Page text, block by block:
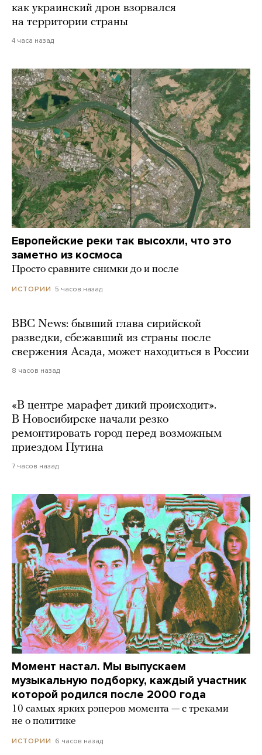
как украинский дрон взорвался
на территории страны
4 часа назад
Европейские реки так высохли, что это
заметно из космоса
Просто сравните снимки до и после
ИСТОРИИ 5 часов назад
BBC News: бывший глава сирийской
разведки, сбежавший из страны после
свержения Асада, может находиться в России
8 часов назад
«В центре марафет дикий происходит».
В Новосибирске начали резко
ремонтировать город перед возможным
приездом Путина
7 часов назад
Момент настал. Мы выпускаем
музыкальную подборку, каждый участник
которой родился после 2000 года
10 самых ярких рэперов момента — с треками
не о политике
ИСТОРИИ 6 часов назад